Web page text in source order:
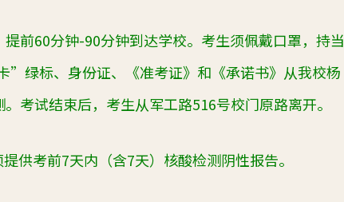
提前60分钟-90分钟到达学校。考生须佩戴口罩，持当
绿标、身份证、《准考证》和《承诺书》从我校杨
考试结束后，考生从军工路516号校门原路离开。
供考前7天内（含7天）核酸检测阴性报告。